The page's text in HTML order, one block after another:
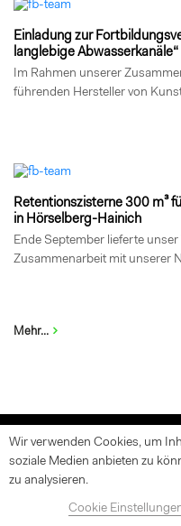
Einladung zur
langlebige Abwasserkanäle“
Im Rahmen unserer
führenden Hersteller von
Retentionszisterne 300 m³
in Hörselberg-Hainich
Ende September lieferte
Zusammenarbeit mit unserer
Mehr...
Aktuelles Termine
©
Wir verwenden Cookies, um
soziale Medien anbieten zu
zu analysieren.
Cookie